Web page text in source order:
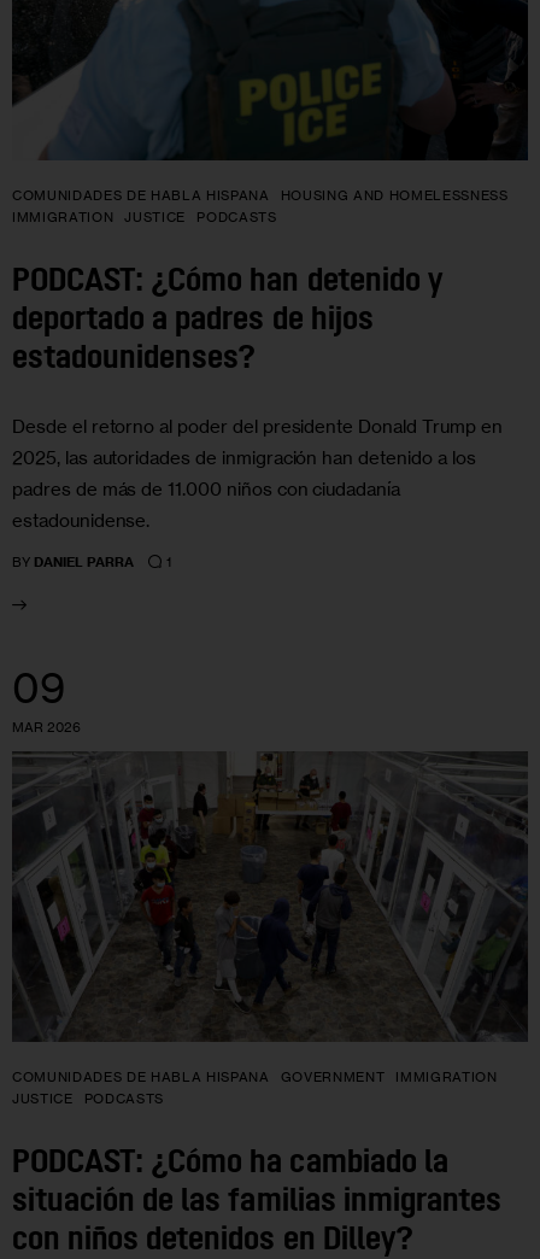
COMUNIDADES DE HABLA HISPANA
HOUSING AND HOMELESSNESS
IMMIGRATION
JUSTICE PODCASTS
PODCAST: ¿Cómo han detenido y
deportado a padres de hijos
estadounidenses?
Desde el retorno al poder del presidente Donald Trump en
2025, las autoridades de inmigración han detenido a los
padres de más de 11.000 niños con ciudadanía
estadounidense.
BY DANIEL PARRA 1
09
MAR 2026
COMUNIDADES DE HABLA HISPANA GOVERNMENT
IMMIGRATION
JUSTICE
PODCASTS
PODCAST: ¿Cómo ha cambiado la
situación de las familias inmigrantes
con niños detenidos en Dilley?